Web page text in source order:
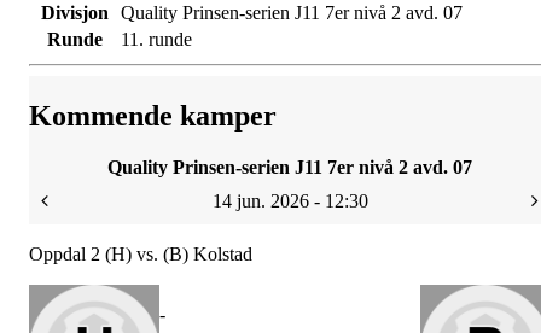
Divisjon
Quality Prinsen-serien J11 7er nivå 2 avd. 07
Runde
11. runde
Kommende kamper
Quality Prinsen-serien J11 7er nivå 2 avd. 07
14 jun. 2026 - 12:30
Oppdal 2 (H) vs. (B) Kolstad
-